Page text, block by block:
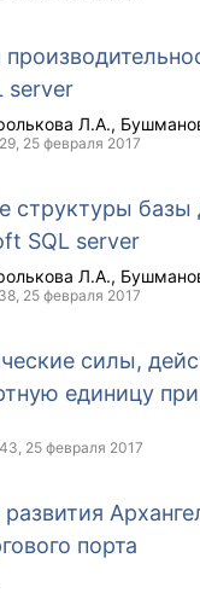
server
Л.А.
25 февраля 2017
структуры базы
SQL server
Л.А.
25 февраля 2017
силы,
единицу
25 февраля 2017
порта